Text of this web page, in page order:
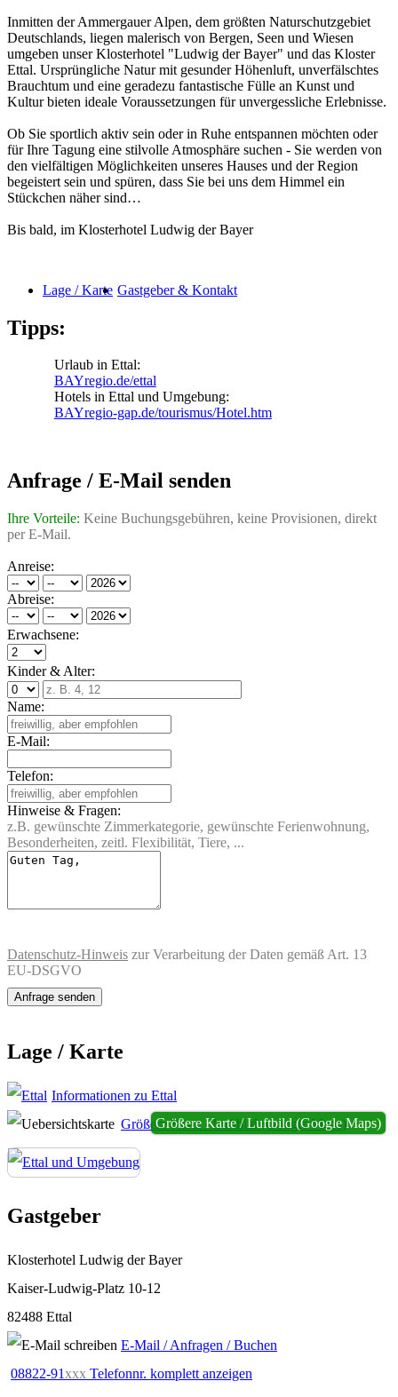
Inmitten der Ammergauer Alpen, dem größten Naturschutzgebiet
Deutschlands, liegen malerisch von Bergen, Seen und Wiesen
umgeben unser Klosterhotel "Ludwig der Bayer" und das Kloster
Ettal. Ursprüngliche Natur mit gesunder Höhenluft, unverfälschtes
Brauchtum und eine geradezu fantastische Fülle an Kunst und
Kultur bieten ideale Voraussetzungen für unvergessliche Erlebnisse.
Ob Sie sportlich aktiv sein oder in Ruhe entspannen möchten oder
für Ihre Tagung eine stilvolle Atmosphäre suchen - Sie werden von
den vielfältigen Möglichkeiten unseres Hauses und der Region
begeistert sein und spüren, dass Sie bei uns dem Himmel ein
Stückchen näher sind…
Bis bald, im Klosterhotel Ludwig der Bayer
Lage / Karte Gastgeber & Kontakt
Tipps:
Urlaub in Ettal:
BAYregio.de/ettal
Hotels in Ettal und Umgebung:
BAYregio-gap.de/tourismus/Hotel.htm
Anfrage / E-Mail senden
Ihre Vorteile: Keine Buchungsgebühren, keine Provisionen, direkt
per E-Mail.
Anreise:
Abreise:
Erwachsene:
Kinder & Alter:
Name:
E-Mail:
Telefon:
Hinweise & Fragen:
z.B. gewünschte Zimmerkategorie, gewünschte Ferienwohnung,
Besonderheiten, zeitl. Flexibilität, Tiere, ...
Datenschutz-Hinweis zur Verarbeitung der Daten gemäß Art. 13
EU-DSGVO
Lage / Karte
Informationen zu Ettal
Größere Karte / Luftbild (Google Maps)
Größere Karte / Luftbild (Google Maps)
Gastgeber
Klosterhotel Ludwig der Bayer
Kaiser-Ludwig-Platz 10-12
82488 Ettal
E-Mail / Anfragen / Buchen
08822-91xxx Telefonnr. komplett anzeigen